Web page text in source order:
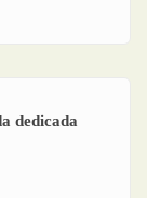
dedicada